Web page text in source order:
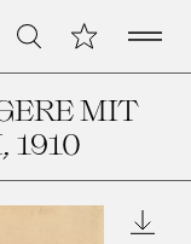
Suche Meine Open
MIT
, 1910